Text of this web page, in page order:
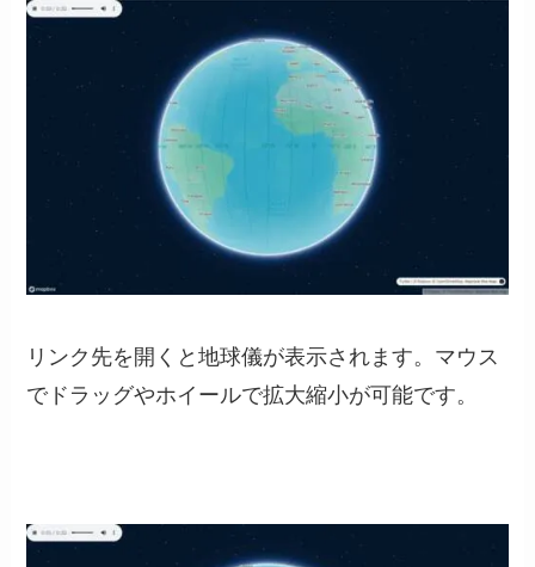
リンク先を開くと地球儀が表示されます。マウス
でドラッグやホイールで拡大縮小が可能です。